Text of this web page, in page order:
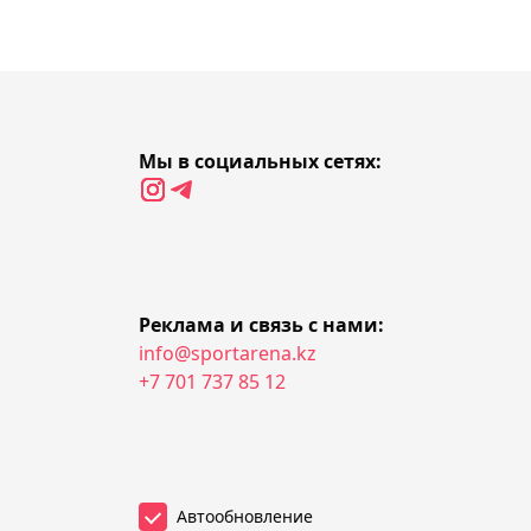
Денис Евсеев не смог
выйти в полуфинал
Казахстанские гребцы
завоевали два "золота"
на старте чемпионата
Мы в социальных сетях:
Реклама и связь с нами:
info@sportarena.kz
+7 701 737 85 12
Автообновление